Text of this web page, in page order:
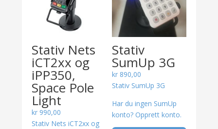
Stativ Nets
iCT2xx og
iPP350,
Space Pole
Light
kr990,00
Stativ Nets iCT2xx og
Stativ
SumUp 3G
kr 890,00
Stativ SumUp 3G
Har du ingen SumUp
konto? Opprett konto.